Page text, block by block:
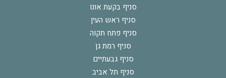
סניף בקעת אונו
סניף ראש העין
סניף פתח תקוה
סניף רמת גן
סניף גבעתיים
סניף תל אביב